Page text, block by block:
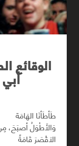
الوقائع
طَأطَأنَا الهَامَة
وَالأَطْوَلُ أصبَحَ،
الاَقْصَرَ قَامَةً